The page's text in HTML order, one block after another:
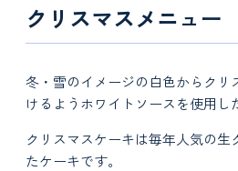
クリスマスメニュー
冬・雪のイメージの白色からクリ
けるようホワイトソースを使用し
クリスマスケーキは毎年人気の生
たケーキです。